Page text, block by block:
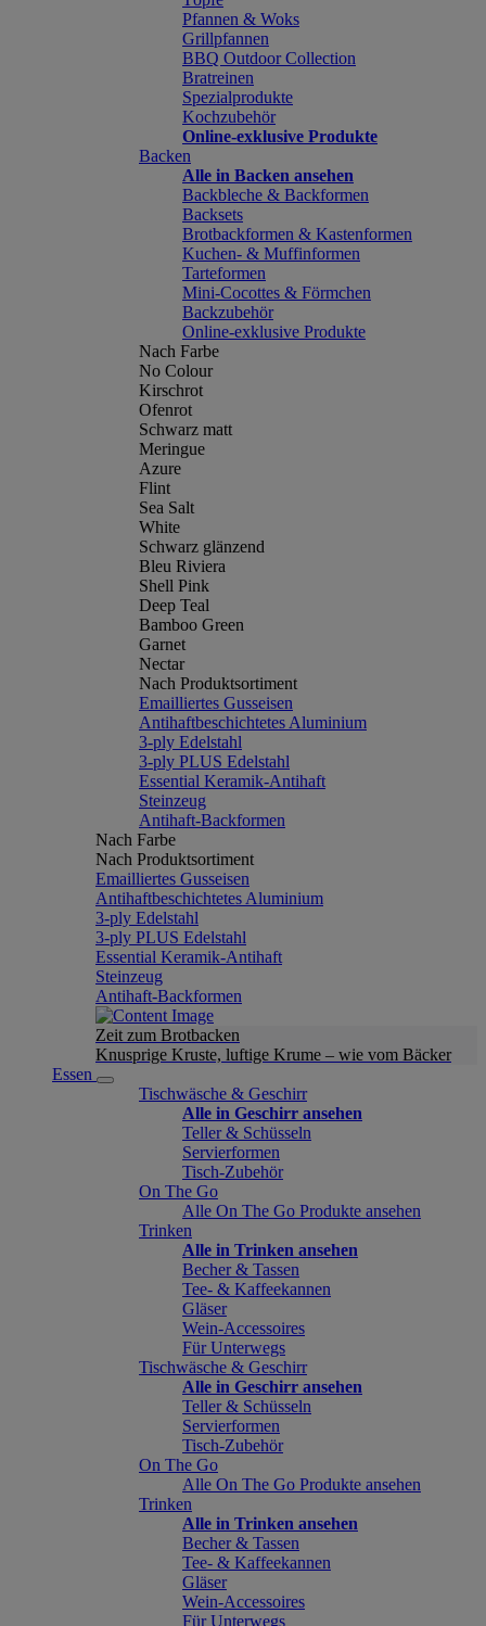
Pfannen & Woks
Grillpfannen
BBQ Outdoor Collection
Bratreinen
Spezialprodukte
Kochzubehör
Online-exklusive Produkte
Backen
Alle in Backen ansehen
Backbleche & Backformen
Backsets
Brotbackformen & Kastenformen
Kuchen- & Muffinformen
Tarteformen
Mini-Cocottes & Förmchen
Backzubehör
Online-exklusive Produkte
Nach Farbe
No Colour
Kirschrot
Ofenrot
Schwarz matt
Meringue
Azure
Flint
Sea Salt
White
Schwarz glänzend
Bleu Riviera
Shell Pink
Deep Teal
Bamboo Green
Garnet
Nectar
Nach Produktsortiment
Emailliertes Gusseisen
Antihaftbeschichtetes Aluminium
3-ply Edelstahl
3-ply PLUS Edelstahl
Essential Keramik-Antihaft
Steinzeug
Antihaft-Backformen
Nach Farbe
Nach Produktsortiment
Emailliertes Gusseisen
Antihaftbeschichtetes Aluminium
3-ply Edelstahl
3-ply PLUS Edelstahl
Essential Keramik-Antihaft
Steinzeug
Antihaft-Backformen
Zeit zum Brotbacken
Knusprige Kruste, luftige Krume – wie vom Bäcker
Essen
Tischwäsche & Geschirr
Alle in Geschirr ansehen
Teller & Schüsseln
Servierformen
Tisch-Zubehör
On The Go
Alle On The Go Produkte ansehen
Trinken
Alle in Trinken ansehen
Becher & Tassen
Tee- & Kaffeekannen
Gläser
Wein-Accessoires
Für Unterwegs
Tischwäsche & Geschirr
Alle in Geschirr ansehen
Teller & Schüsseln
Servierformen
Tisch-Zubehör
On The Go
Alle On The Go Produkte ansehen
Trinken
Alle in Trinken ansehen
Becher & Tassen
Tee- & Kaffeekannen
Gläser
Wein-Accessoires
Für Unterwegs